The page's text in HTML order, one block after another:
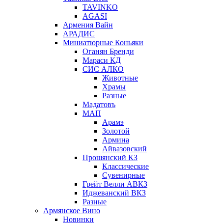
TAVINKO
AGASI
Армения Вайн
АРАДИС
Миниатюрные Коньяки
Оганян Бренди
Мараси КД
СИС АЛКО
Животные
Храмы
Разные
Мадатовъ
МАП
Арамэ
Золотой
Армина
Айвазовский
Прошянский КЗ
Классические
Сувенирные
Грейт Велли АВКЗ
Иджеванский ВКЗ
Разные
Армянское Вино
Новинки